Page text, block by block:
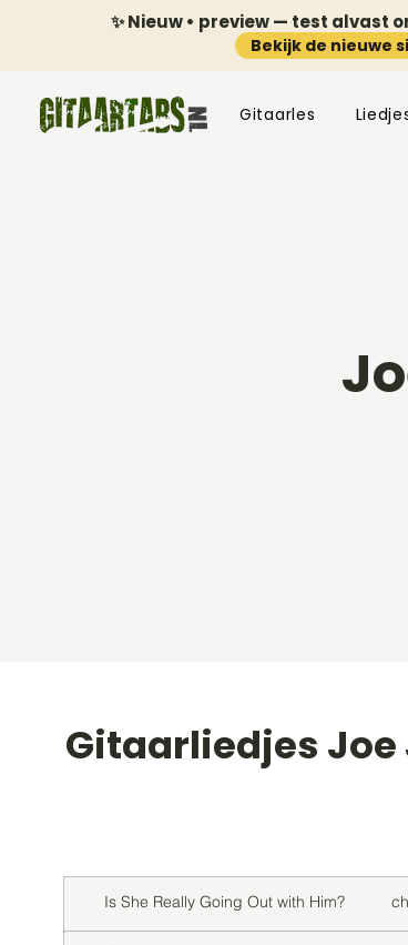
✨ Nieuw • preview — test alvast
Bekijk de nieuwe
Gitaarles
Gitaarliedjes
Is She Really Going Out with Him?